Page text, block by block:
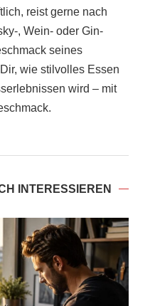
reist gerne nach
, Wein- oder Gin-
seines
wie stilvolles Essen
wird – mit
INTERESSIEREN